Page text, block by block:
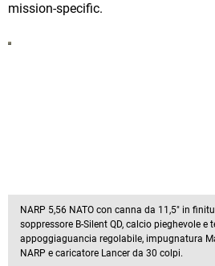
mission-specific.
NARP 5,56 NATO con canna da 11,5" in
soppressore B-Silent QD, calcio pieghevole e
appoggiaguancia regolabile, impugnatura
NARP e caricatore Lancer da 30 colpi.